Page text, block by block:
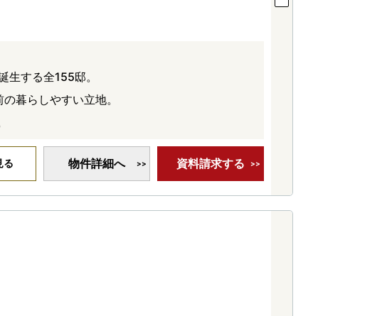
する全155邸。
暮らしやすい立地。
る 物件詳細へ 資料請求する